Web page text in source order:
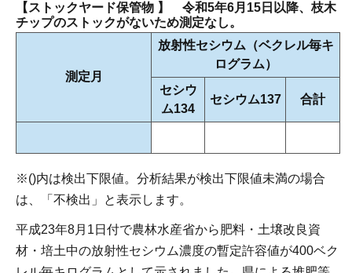
【ストックヤード保管物 】 令和5年6月15日以降、枝木
チップのストックがないため測定なし。
測定月
放射性セシウム（ベクレル毎キ
ログラム）
セシウ
ム134
セシウム137 合計
※()内は検出下限値。分析結果が検出下限値未満の場合
は、「不検出」と表示します。
平成23年8月1日付で農林水産省から肥料・土壌改良資
材・培土中の放射性セシウム濃度の暫定許容値が400ベク